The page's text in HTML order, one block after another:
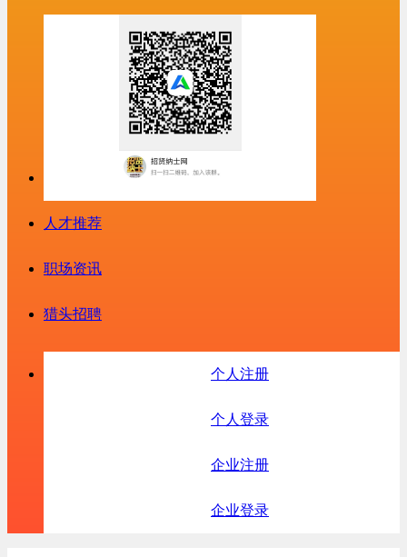
人才推荐
职场资讯
猎头招聘
个人注册
个人登录
企业注册
企业登录